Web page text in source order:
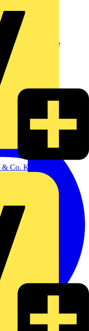
Co. KG
Sie stets aktuelle